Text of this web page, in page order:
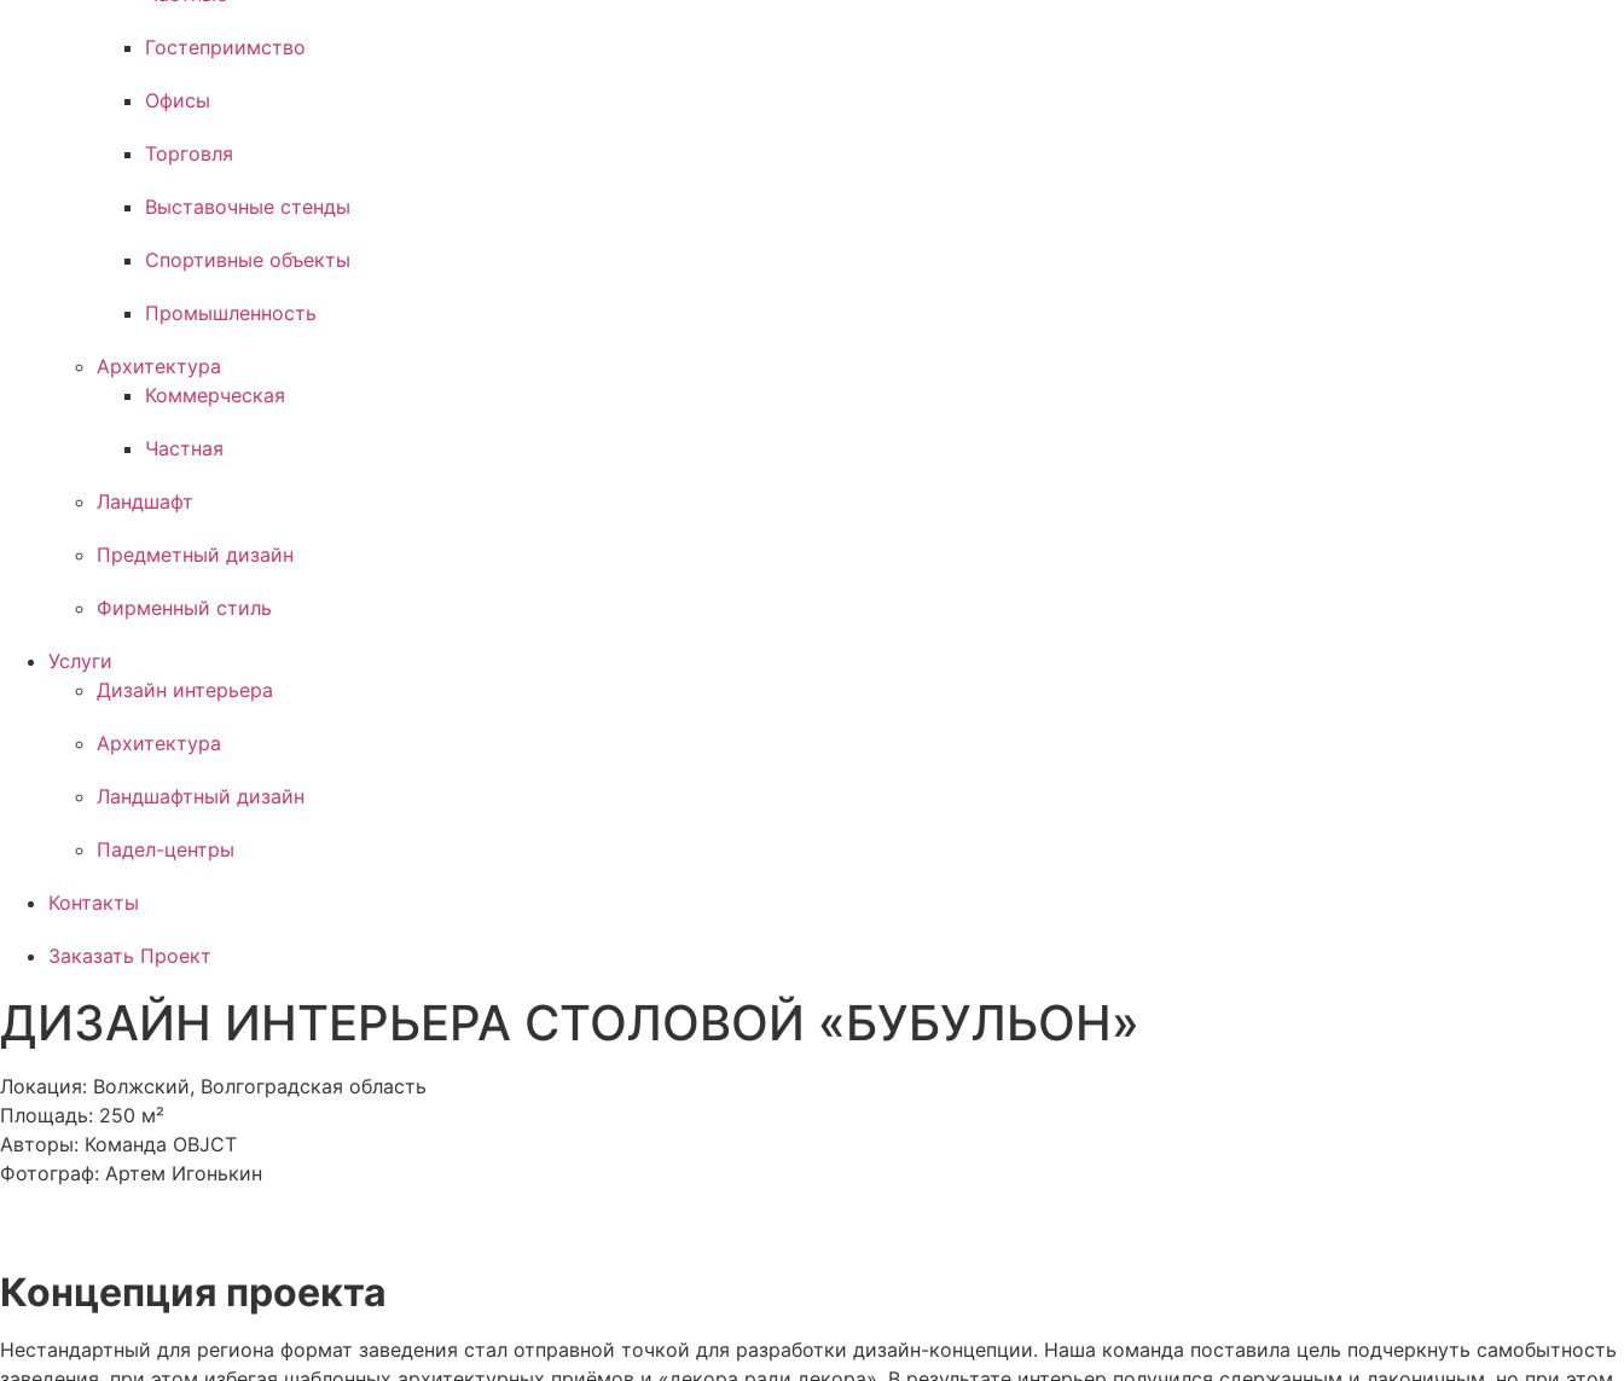
Гостеприимство
Офисы
Торговля
Выставочные стенды
Спортивные объекты
Промышленность
Архитектура
Коммерческая
Частная
Ландшафт
Предметный дизайн
Фирменный стиль
Услуги
Дизайн интерьера
Архитектура
Ландшафтный дизайн
Падел-центры
Контакты
Заказать Проект
ДИЗАЙН ИНТЕРЬЕРА СТОЛОВОЙ «БУБУЛЬОН»
Локация: Волжский, Волгоградская область
Площадь: 250 м²
Авторы: Команда OBJCT
Фотограф: Артем Игонькин
Концепция проекта
Нестандартный для региона формат заведения стал отправной точкой для разработки дизайн-концепции. Наша команда поставила цель подчеркнуть самобытность